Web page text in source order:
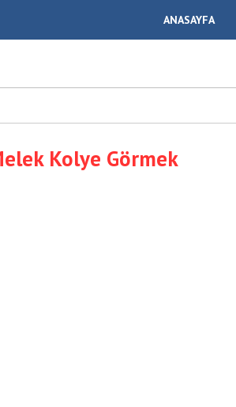
ANASAYFA
Kolye Görmek